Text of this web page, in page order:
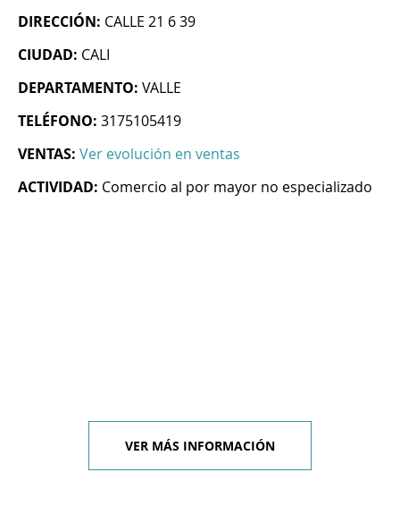
DIRECCIÓN: CALLE 21 6 39
CIUDAD: CALI
DEPARTAMENTO: VALLE
TELÉFONO: 3175105419
VENTAS: Ver evolución en ventas
ACTIVIDAD: Comercio al por mayor no especializado
VER MÁS INFORMACIÓN